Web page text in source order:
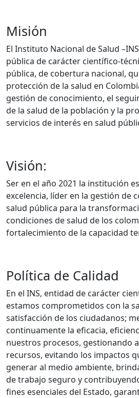
Misión
El Instituto Nacional de Salud
pública de carácter científico-
pública, de cobertura nacional,
protección de la salud en
gestión de conocimiento, el
de la salud de la población y la
servicios de interés en salud
Visión:
Ser en el año 2021 la institución
excelencia, líder en la gestión de
salud pública para la
condiciones de salud de los
fortalecimiento de la capacidad
Política de Calidad
En el INS, entidad de carácter
estamos comprometidos con la
satisfacción de los ciudadanos;
continuamente la eficacia,
nuestros procesos, gestionando
recursos, evitando los impactos
generar al medio ambiente,
de trabajo seguro y
fines esenciales del Estado,